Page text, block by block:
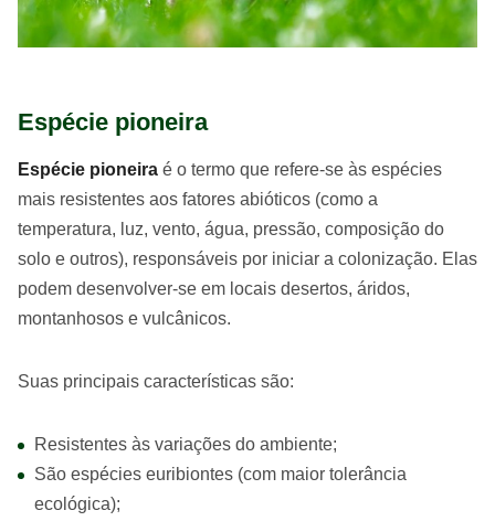
Espécie pioneira
Espécie pioneira é o termo que refere-se às espécies
mais resistentes aos fatores abióticos (como a
temperatura, luz, vento, água, pressão, composição do
solo e outros), responsáveis por iniciar a colonização. Elas
podem desenvolver-se em locais desertos, áridos,
montanhosos e vulcânicos.
Suas principais características são:
Resistentes às variações do ambiente;
São espécies euribiontes (com maior tolerância
ecológica);